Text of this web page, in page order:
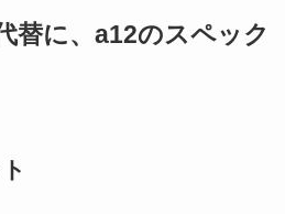
替に、a12のスペック